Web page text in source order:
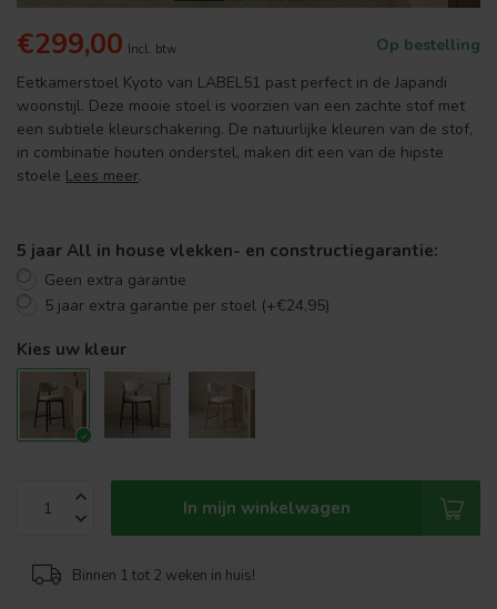
€299,00 Incl. btw
Op bestelling
Eetkamerstoel Kyoto van LABEL51 past perfect in de Japandi
woonstijl. Deze mooie stoel is voorzien van een zachte stof met
een subtiele kleurschakering. De natuurlijke kleuren van de stof,
in combinatie houten onderstel, maken dit een van de hipste
stoele Lees meer.
5 jaar All in house vlekken- en constructiegarantie:
Geen extra garantie
5 jaar extra garantie per stoel (+€24,95)
Kies uw kleur
In mijn winkelwagen
Binnen 1 tot 2 weken in huis!